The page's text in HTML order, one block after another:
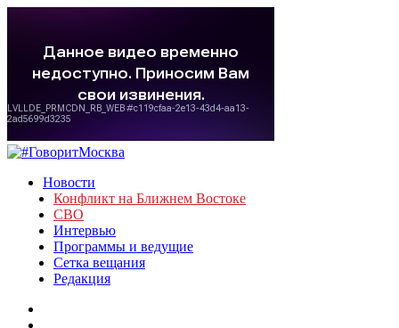
Новости
Конфликт на Ближнем Востоке
СВО
Интервью
Программы и ведущие
Сетка вещания
Редакция